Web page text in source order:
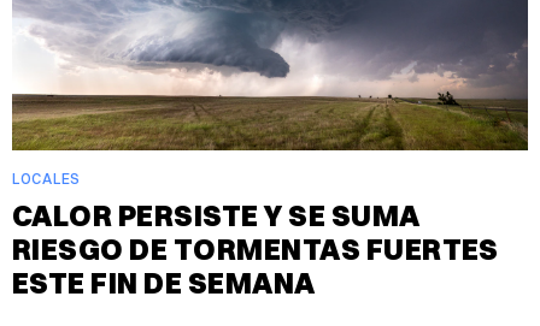
LOCALES
CALOR PERSISTE Y SE SUMA
RIESGO DE TORMENTAS FUERTES
ESTE FIN DE SEMANA